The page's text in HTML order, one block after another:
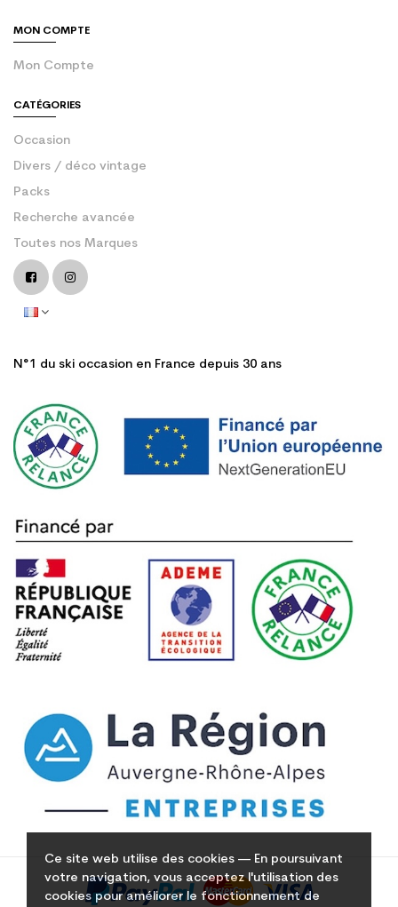
Ce site web utilise des cookies — En poursuivant
votre navigation, vous acceptez l'utilisation des
cookies pour améliorer le fonctionnement de
MON COMPTE
Mon Compte
CATÉGORIES
Occasion
Divers / déco vintage
Packs
Recherche avancée
Toutes nos Marques
N°1 du ski occasion en France depuis 30 ans